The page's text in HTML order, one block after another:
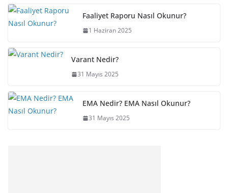
Faaliyet Raporu Nasıl Okunur?
1 Haziran 2025
Varant Nedir?
31 Mayıs 2025
EMA Nedir? EMA Nasıl Okunur?
31 Mayıs 2025